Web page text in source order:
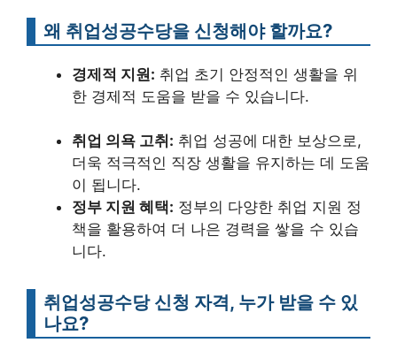
왜 취업성공수당을 신청해야 할까요?
경제적 지원: 취업 초기 안정적인 생활을 위
한 경제적 도움을 받을 수 있습니다.
취업 의욕 고취: 취업 성공에 대한 보상으로,
더욱 적극적인 직장 생활을 유지하는 데 도움
이 됩니다.
정부 지원 혜택: 정부의 다양한 취업 지원 정
책을 활용하여 더 나은 경력을 쌓을 수 있습
니다.
취업성공수당 신청 자격, 누가 받을 수 있
나요?